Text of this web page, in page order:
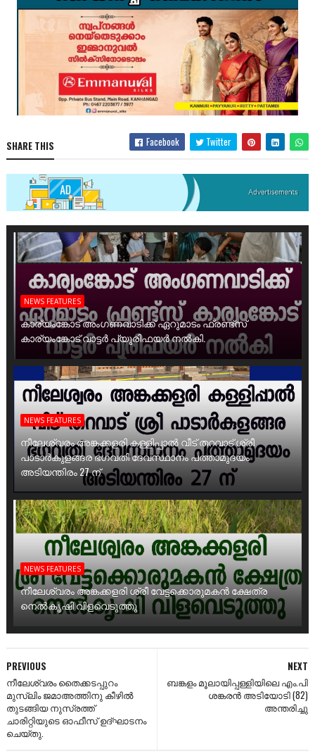
SHARE THIS Facebook Twitter
NEWS FEATURES
കാര്യംങ്കോട് അംഗണവാടിക്ക് ഏറുമാടം ഫ്രണ്ട്സ്
കാര്യംങ്കോട് വാട്ടർ പ്യൂരിഫയർ നൽകി.
NEWS FEATURES
നീലേശ്വരം അങ്കക്കളരി കള്ളിപ്പാൽ വീട് തറവാട് ശ്രീ
പാടാർകുളങ്ങര ഭഗവതി ദേവസ്ഥാനം പത്താമുദയം
അടിയന്തിരം 27 ന്
NEWS FEATURES
നീലേശ്വരം അങ്കക്കളരി ശ്രീ വേട്ടക്കൊരുമകൻ ക്ഷേത്ര
നെൽകൃഷി വിളവെടുത്തു
NEXT
ബങ്കളം മൂലായിപ്പള്ളിയിലെ എം.പി
ശങ്കരൻ അടിയോടി (82)
അന്തരിച്ചു
PREVIOUS
നീലേശ്വരം തൈക്കടപ്പുറം
മുസ്ലിം ജമാഅത്തിനു കീഴിൽ
തുടങ്ങിയ നുസ്രത്ത്
ചാരിറ്റിയുടെ ഓഫീസ് ഉദ്ഘാടനം
ചെയ്തു.